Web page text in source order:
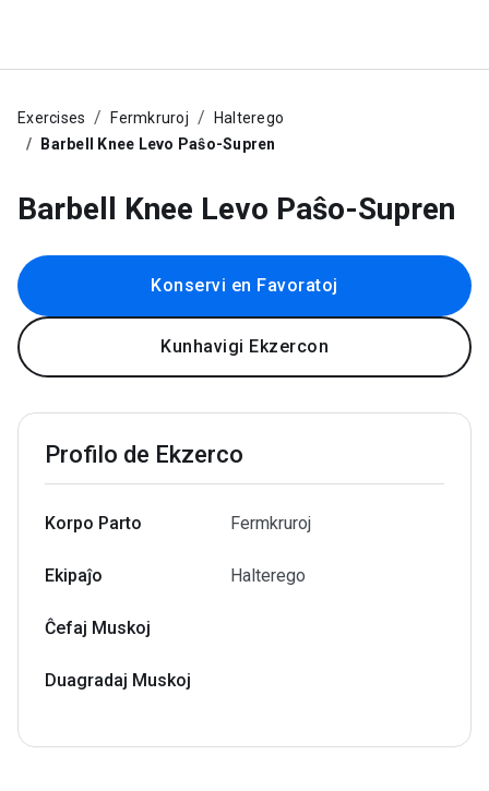
Exercises Fermkruroj
Halterego
Barbell Knee Levo Paŝo-Supren
Barbell Knee Levo Paŝo-Supren
Konservi en Favoratoj
Kunhavigi Ekzercon
Profilo de Ekzerco
Korpo Parto Fermkruroj
Ekipaĵo Halterego
Ĉefaj Muskoj
Duagradaj Muskoj